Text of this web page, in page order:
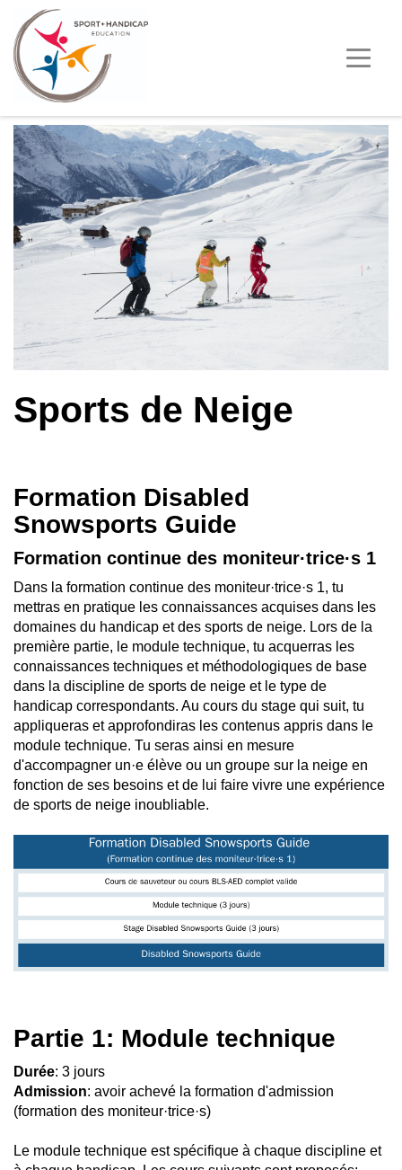
Sports de Neige
Formation Disabled
Snowsports Guide
Formation continue des moniteur·trice·s 1
Dans la formation continue des moniteur·trice·s 1, tu
mettras en pratique les connaissances acquises dans les
domaines du handicap et des sports de neige. Lors de la
première partie, le module technique, tu acquerras les
connaissances techniques et méthodologiques de base
dans la discipline de sports de neige et le type de
handicap correspondants. Au cours du stage qui suit, tu
appliqueras et approfondiras les contenus appris dans le
module technique. Tu seras ainsi en mesure
d'accompagner un·e élève ou un groupe sur la neige en
fonction de ses besoins et de lui faire vivre une expérience
de sports de neige inoubliable.
Partie 1: Module technique
Durée: 3 jours
Admission: avoir achevé la formation d'admission
(formation des moniteur·trice·s)
Le module technique est spécifique à chaque discipline et